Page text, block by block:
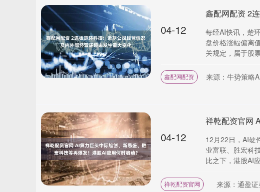
04-12
每经AI快讯，楚
盘价格涨幅偏离
关规定，属于股
鑫配网配资 来源：牛势策略
04-12
12月22日，AI硬
业富联、胜宏科
比之下，港股AI
祥乾配资官网 来源：通盈